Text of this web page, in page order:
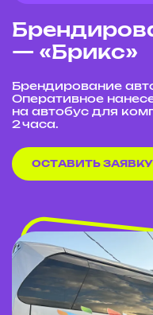
— «Брикс»
Брендирование
Оперативное
на автобус для
2 часа.
ОСТАВИТЬ ЗАЯВКУ